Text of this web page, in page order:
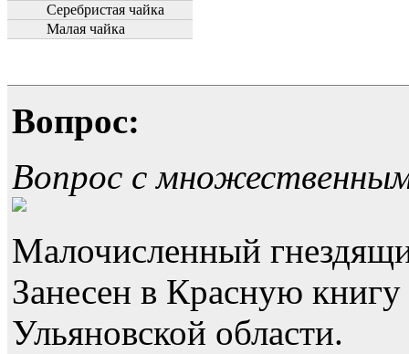
Серебристая чайка
Малая чайка
Вопрос:
Вопрос с
Малочисленный
Занесен в Красную
Ульяновской области.